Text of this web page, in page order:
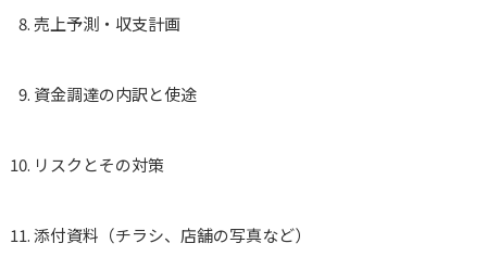
売上予測・収支計画
資金調達の内訳と使途
リスクとその対策
添付資料（チラシ、店舗の写真など）